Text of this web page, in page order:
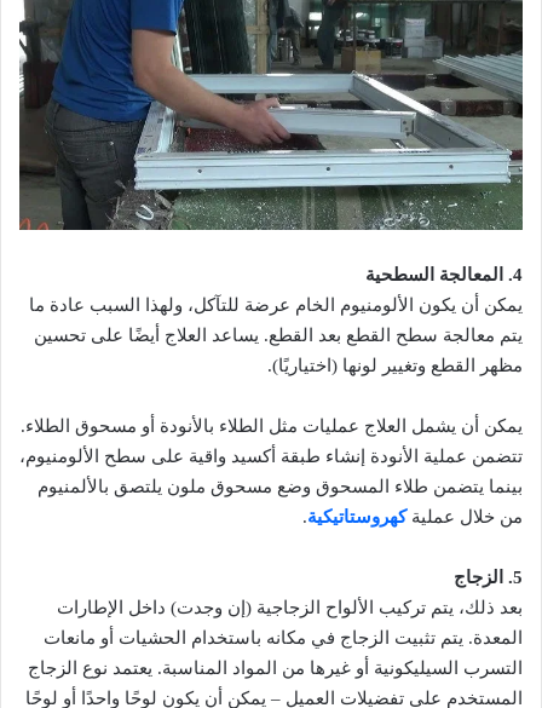
4. المعالجة السطحية
يمكن أن يكون الألومنيوم الخام عرضة للتآكل، ولهذا السبب عادة ما
يتم معالجة سطح القطع بعد القطع. يساعد العلاج أيضًا على تحسين
مظهر القطع وتغيير لونها (اختياريًا).
يمكن أن يشمل العلاج عمليات مثل الطلاء بالأنودة أو مسحوق الطلاء.
تتضمن عملية الأنودة إنشاء طبقة أكسيد واقية على سطح الألومنيوم،
بينما يتضمن طلاء المسحوق وضع مسحوق ملون يلتصق بالألمنيوم
من خلال عمليةكهروستاتيكية.
5. الزجاج
بعد ذلك، يتم تركيب الألواح الزجاجية (إن وجدت) داخل الإطارات
المعدة. يتم تثبيت الزجاج في مكانه باستخدام الحشيات أو مانعات
التسرب السيليكونية أو غيرها من المواد المناسبة. يعتمد نوع الزجاج
المستخدم على تفضيلات العميل – يمكن أن يكون لوحًا واحدًا أو لوحًا